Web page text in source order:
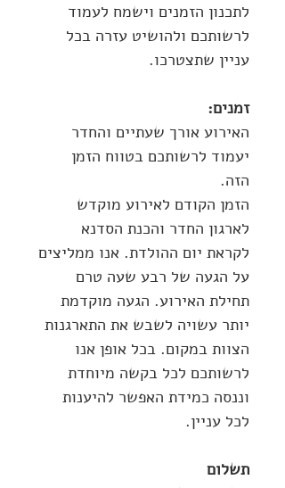
לתכנון הזמנים וישמח לעמוד
לרשותכם ולהושיט עזרה בכל
עניין שתצטרכו.
זמנים:
האירוע אורך שעתיים והחדר
יעמוד לרשותכם בטווח הזמן
הזה.
הזמן הקודם לאירוע מוקדש
לארגון החדר והכנת הסדנא
לקראת יום ההולדת. אנו ממליצים
על הגעה של רבע שעה טרם
תחילת האירוע. הגעה מוקדמת
יותר עשויה לשבש את התארגנות
הצוות במקום. בכל אופן אנו
לרשותכם לכל בקשה מיוחדת
וננסה כמידת האפשר להיענות
לכל עניין.
תשלום